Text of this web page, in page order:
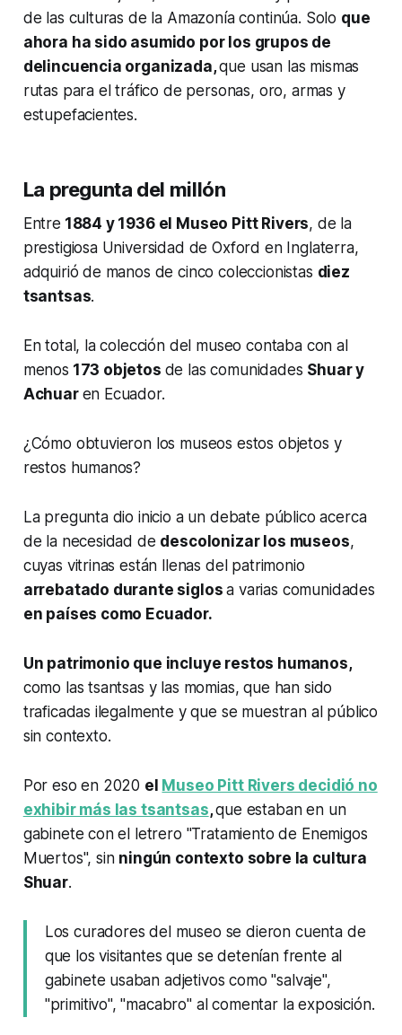
de las culturas de la Amazonía continúa. Solo que
ahora ha sido asumido por los grupos de
delincuencia organizada,que usan las mismas
rutas para el tráfico de personas, oro, armas y
estupefacientes.
La pregunta del millón
Entre 1884 y 1936 el Museo Pitt Rivers, de la
prestigiosa Universidad de Oxford en Inglaterra,
adquirió de manos de cinco coleccionistas diez
tsantsas.
En total, la colección del museo contaba con al
menos 173 objetos de las comunidades Shuar y
Achuar en Ecuador.
¿Cómo obtuvieron los museos estos objetos y
restos humanos?
La pregunta dio inicio a un debate público acerca
de la necesidad de descolonizar los museos,
cuyas vitrinas están llenas del patrimonio
arrebatado durante siglosa varias comunidades
en países como Ecuador.
Un patrimonio que incluye restos humanos,
como las tsantsas y las momias, que han sido
traficadas ilegalmente y que se muestran al público
sin contexto.
Por eso en 2020 el Museo Pitt Rivers decidió no
exhibir más las tsantsas,que estaban en un
gabinete con el letrero "Tratamiento de Enemigos
Muertos", sin ningún contexto sobre la cultura
Shuar.
Los curadores del museo se dieron cuenta de
que los visitantes que se detenían frente al
gabinete usaban adjetivos como "salvaje",
"primitivo", "macabro" al comentar la exposición.